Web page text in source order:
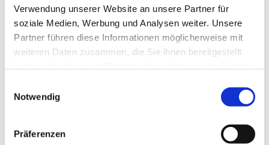
Verwendung unserer Website an unsere Partner für
soziale Medien, Werbung und Analysen weiter. Unsere
Partner führen diese Informationen möglicherweise mit
weiteren Daten zusammen, die Sie ihnen bereitgestellt
Notwendig
Präferenzen